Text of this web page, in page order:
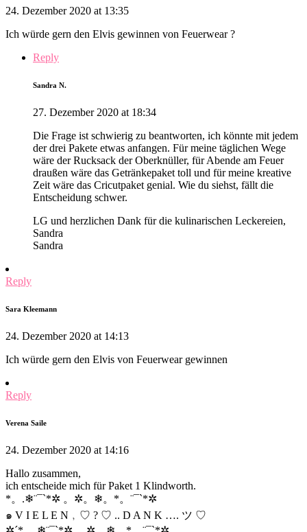
24. Dezember 2020 at 13:35
Ich würde gern den Elvis gewinnen von Feuerwear ?
Reply
Sandra N.
27. Dezember 2020 at 18:34
Die Frage ist schwierig zu beantworten, ich könnte mit jedem
der drei Pakete etwas anfangen. Für meine täglichen Wege
wäre der Rucksack der Oberknüller, für Abende am Feuer
draußen wäre das Getränkepaket toll und für meine kreative
Zeit wäre das Cricutpaket genial. Wie du siehst, fällt die
Entscheidung schwer.
LG und herzlichen Dank für die kulinarischen Leckereien,
Sandra
Sandra
Reply
Sara Kleemann
24. Dezember 2020 at 14:13
Ich würde gern den Elvis von Feuerwear gewinnen
Reply
Verena Saile
24. Dezember 2020 at 14:16
Hallo zusammen,
ich entscheide mich für Paket 1 Klindworth.
*。.❄¨¯`*✲ 。✲。❄。*。¨¯`*✲
๑ V I E L E N﹐♡ ? ♡ .. D A N K …. ツ ♡